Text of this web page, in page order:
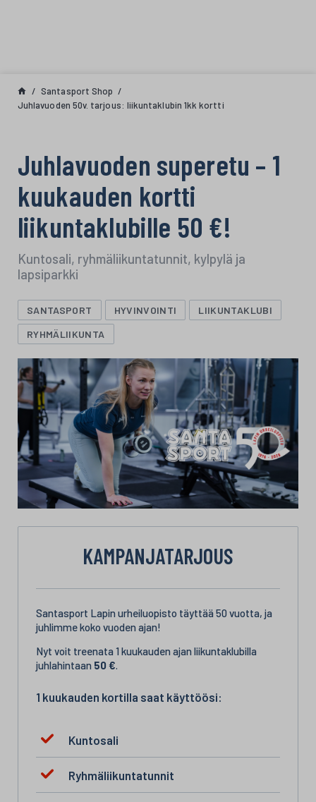
Santasport Shop
Juhlavuoden 50v. tarjous: liikuntaklubin 1kk kortti
Juhlavuoden superetu – 1
kuukauden kortti
liikuntaklubille 50 €!
Kuntosali, ryhmäliikuntatunnit, kylpylä ja
lapsiparkki
SANTASPORT HYVINVOINTI
LIIKUNTAKLUBI
RYHMÄLIIKUNTA
KAMPANJATARJOUS
Santasport Lapin urheiluopisto täyttää 50 vuotta, ja
juhlimme koko vuoden ajan!
Nyt voit treenata 1 kuukauden ajan liikuntaklubilla
juhlahintaan 50 €.
1 kuukauden kortilla saat käyttöösi:
Kuntosali
Ryhmäliikuntatunnit